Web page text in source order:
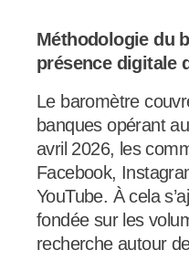
Méthodologie du
présence digitale
Le baromètre
banques opérant
avril 2026, les
Facebook,
YouTube. À cela
fondée sur les
recherche autour